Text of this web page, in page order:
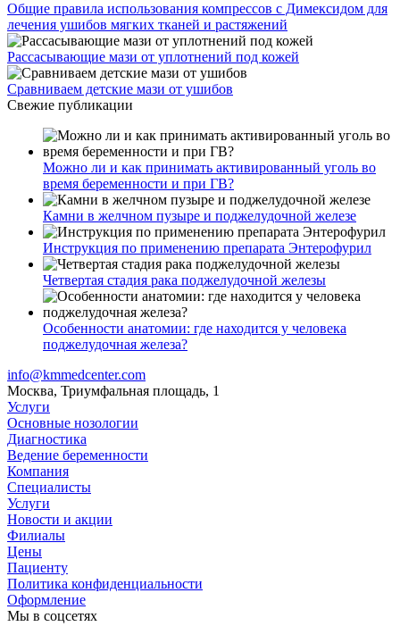
Общие правила использования компрессов с Димексидом для
лечения ушибов мягких тканей и растяжений
Рассасывающие мази от уплотнений под кожей
Сравниваем детские мази от ушибов
Свежие публикации
Можно ли и как принимать активированный уголь во
время беременности и при ГВ?
Камни в желчном пузыре и поджелудочной железе
Инструкция по применению препарата Энтерофурил
Четвертая стадия рака поджелудочной железы
Особенности анатомии: где находится у человека
поджелудочная железа?
info@kmmedcenter.com
Москва, Триумфальная площадь, 1
Услуги
Основные нозологии
Диагностика
Ведение беременности
Компания
Специалисты
Услуги
Новости и акции
Филиалы
Цены
Пациенту
Политика конфиденциальности
Оформление
Мы в соцсетях